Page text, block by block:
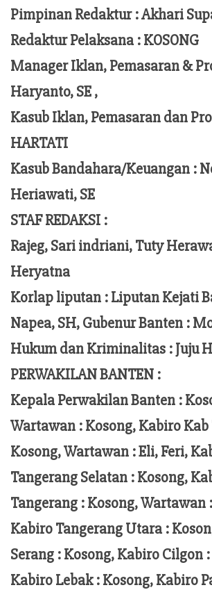
Pimpinan Redaktur :Akhari
Redaktur Pelaksana :KOSONG
Manager Iklan, Pemasaran &
Haryanto, SE ,
Kasub Iklan, Pemasaran dan
HARTATI
Kasub Bandahara/Keuangan :
Heriawati, SE
STAF REDAKSI :
Rajeg, Sari indriani, Tuty
Heryatna
Korlap liputan :Liputan Kejati
Napea, SH,Gubenur Banten :
Hukum dan Kriminalitas :Juju
PERWAKILAN BANTEN :
Kepala Perwakilan Banten :
Wartawan : Kosong, Kabiro
Kosong,Wartawan :Eli, Feri,
Tangerang Selatan : Kosong,
Tangerang :Kosong, Wartawan
Kabiro Tangerang Utara :
Serang : Kosong, Kabiro Cilgon
Kabiro Lebak : Kosong, Kabiro